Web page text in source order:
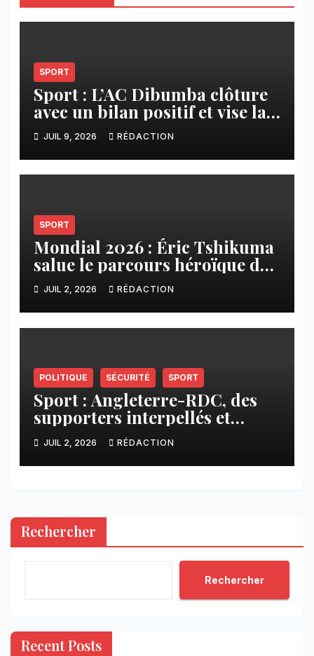
SPORT
Sport : L’AC Dibumba clôture
avec un bilan positif et vise la
ligue 1 pour la saison 2026-
2027
JUIL 9, 2026 RÉDACTION
SPORT
Mondial 2026 : Éric Tshikuma
salue le parcours héroïque des
Léopards
JUIL 2, 2026 RÉDACTION
POLITIQUE SÉCURITÉ SPORT
Sport : Angleterre-RDC, des
supporters interpellés et
d’autres conduits vers des
lieux inconnus à Goma
JUIL 2, 2026 RÉDACTION
Rechercher
Rechercher
Recent Posts